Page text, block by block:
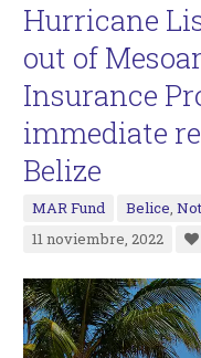
Hurricane
out of
Insurance
immediate
Belize
MAR Fund Belice,
11 noviembre, 2022